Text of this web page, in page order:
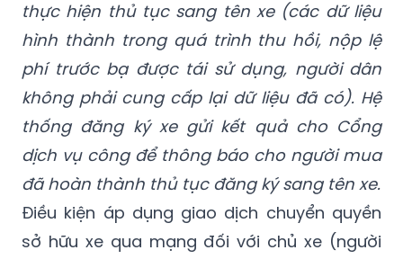
Bước 4: Người mua nộp lệ phí trước bạ tại
cơ quan thuế, thực hiện kê khai thông tin và
thực hiện thủ tục sang tên xe (các dữ liệu
hình thành trong quá trình thu hồi, nộp lệ
phí trước bạ được tái sử dụng, người dân
không phải cung cấp lại dữ liệu đã có). Hệ
thống đăng ký xe gửi kết quả cho Cổng
dịch vụ công để thông báo cho người mua
đã hoàn thành thủ tục đăng ký sang tên xe.